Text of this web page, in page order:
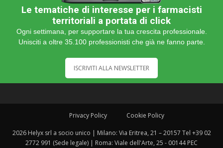
Le tematiche di interesse per i farmacisti
territoriali a portata di click
Ogni settimana, per supportare la tua crescita professionale.
Unisciti a oltre 35.100 professionisti che già ne fanno parte.
ISCRIVITI ALLA NEWSLETTER
Privacy Policy Cookie Policy
2026 Helyx srl a socio unico | Milano: Via Eritrea, 21 – 20157 Tel +39 02
2772 991 (Sede legale) | Roma: Viale dell'Arte, 25 - 00144 PEC